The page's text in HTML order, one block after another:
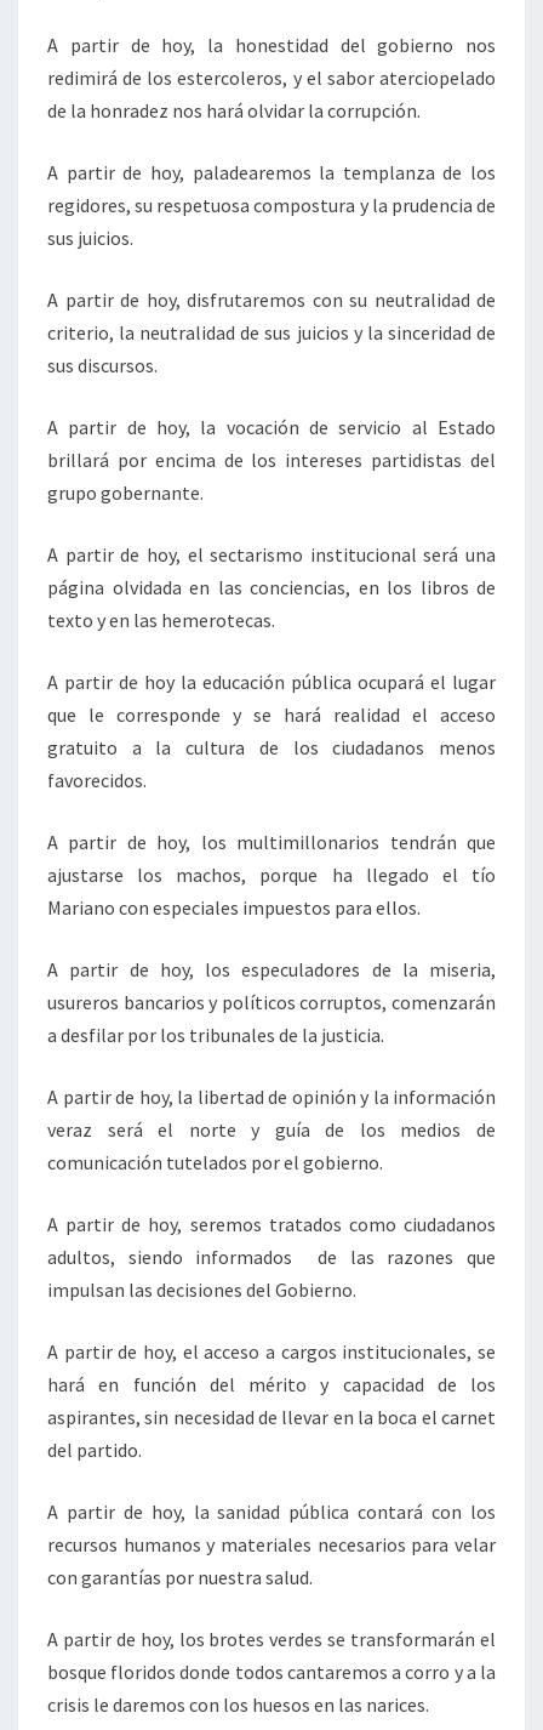
A partir de hoy, la honestidad del gobierno nos
redimirá de los estercoleros, y el sabor aterciopelado
de la honradez nos hará olvidar la corrupción.
A partir de hoy, paladearemos la templanza de los
regidores, su respetuosa compostura y la prudencia de
sus juicios.
A partir de hoy, disfrutaremos con su neutralidad de
criterio, la neutralidad de sus juicios y la sinceridad de
sus discursos.
A partir de hoy, la vocación de servicio al Estado
brillará por encima de los intereses partidistas del
grupo gobernante.
A partir de hoy, el sectarismo institucional será una
página olvidada en las conciencias, en los libros de
texto y en las hemerotecas.
A partir de hoy la educación pública ocupará el lugar
que le corresponde y se hará realidad el acceso
gratuito a la cultura de los ciudadanos menos
favorecidos.
A partir de hoy, los multimillonarios tendrán que
ajustarse los machos, porque ha llegado el tío
Mariano con especiales impuestos para ellos.
A partir de hoy, los especuladores de la miseria,
usureros bancarios y políticos corruptos, comenzarán
a desfilar por los tribunales de la justicia.
A partir de hoy, la libertad de opinión y la información
veraz será el norte y guía de los medios de
comunicación tutelados por el gobierno.
A partir de hoy, seremos tratados como ciudadanos
adultos, siendo informados de las razones que
impulsan las decisiones del Gobierno.
A partir de hoy, el acceso a cargos institucionales, se
hará en función del mérito y capacidad de los
aspirantes, sin necesidad de llevar en la boca el carnet
del partido.
A partir de hoy, la sanidad pública contará con los
recursos humanos y materiales necesarios para velar
con garantías por nuestra salud.
A partir de hoy, los brotes verdes se transformarán el
bosque floridos donde todos cantaremos a corro y a la
crisis le daremos con los huesos en las narices.